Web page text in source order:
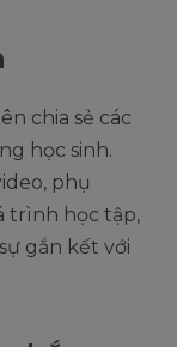
chia sẻ các
học sinh.
phụ
trình học tập,
gắn kết với